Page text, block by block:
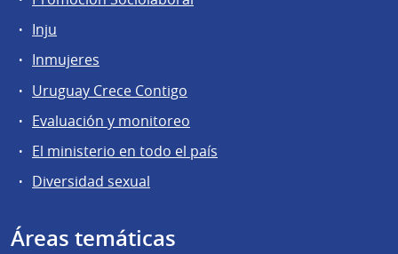
Inju
Inmujeres
Uruguay Crece Contigo
Evaluación y monitoreo
El ministerio en todo el país
Diversidad sexual
Áreas temáticas